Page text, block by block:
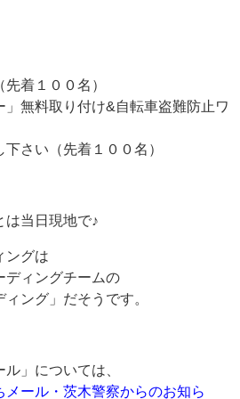
着１００名）
」無料取り付け&自転車盗難防止ワ
さい（先着１００名）
は当日現地で♪
ングは
ディングチームの
ィング」だそうです。
」については、
メール・茨木警察からのお知ら